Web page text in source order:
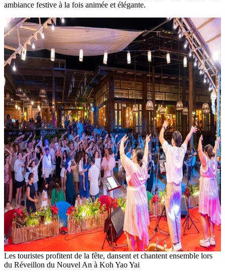
ambiance festive à la fois animée et élégante.
Les touristes profitent de la fête, dansent et chantent ensemble lors
du Réveillon du Nouvel An à Koh Yao Yai